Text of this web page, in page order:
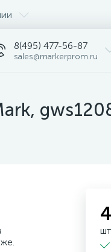
8(495) 477-56-87
sales@markerprom.ru
шт